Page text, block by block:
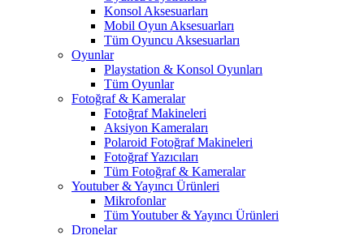
Konsol Aksesuarları
Mobil Oyun Aksesuarları
Tüm Oyuncu Aksesuarları
Oyunlar
Playstation & Konsol Oyunları
Tüm Oyunlar
Fotoğraf & Kameralar
Fotoğraf Makineleri
Aksiyon Kameraları
Polaroid Fotoğraf Makineleri
Fotoğraf Yazıcıları
Tüm Fotoğraf & Kameralar
Youtuber & Yayıncı Ürünleri
Mikrofonlar
Tüm Youtuber & Yayıncı Ürünleri
Dronelar